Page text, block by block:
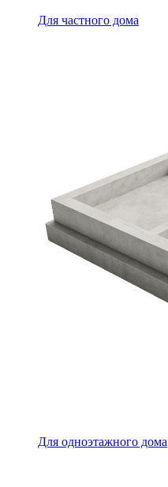
Для частного дома
Для одноэтажного дома